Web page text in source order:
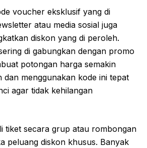
voucher eksklusif yang di
atau media sosial juga
diskon yang di peroleh.
di gabungkan dengan promo
potongan harga semakin
dan menggunakan kode ini tepat
agar tidak kehilangan
tiket secara grup atau rombongan
peluang diskon khusus. Banyak